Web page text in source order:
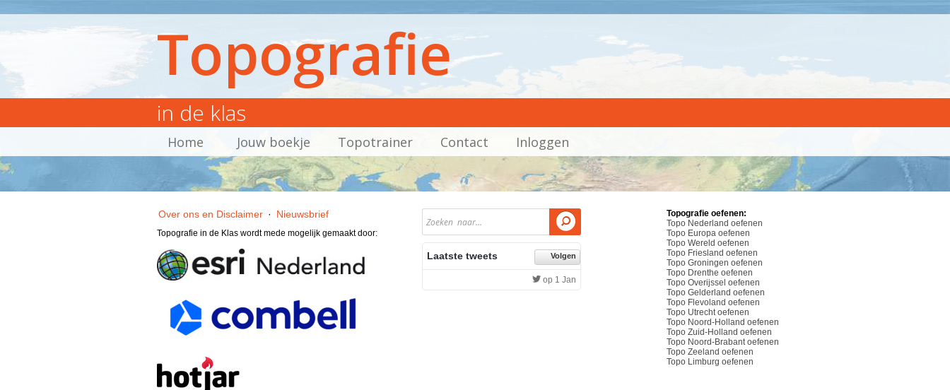
Topografie
in de klas
Home Jouw boekje Topotrainer Contact Inloggen
Over ons en Disclaimer · Nieuwsbrief
Topografie in de Klas wordt mede mogelijk gemaakt door:

Laatste tweets Volgen
op 1 Jan
Topografie oefenen:
Topo Nederland oefenen
Topo Europa oefenen
Topo Wereld oefenen
Topo Friesland oefenen
Topo Groningen oefenen
Topo Drenthe oefenen
Topo Overijssel oefenen
Topo Gelderland oefenen
Topo Flevoland oefenen
Topo Utrecht oefenen
Topo Noord-Holland oefenen
Topo Zuid-Holland oefenen
Topo Noord-Brabant oefenen
Topo Zeeland oefenen
Topo Limburg oefenen